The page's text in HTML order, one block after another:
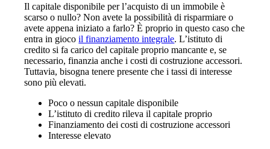
Il capitale disponibile per l’acquisto di un immobile è
scarso o nullo? Non avete la possibilità di risparmiare o
avete appena iniziato a farlo? È proprio in questo caso che
entra in giocoil finanziamento integrale. L’istituto di
credito si fa carico del capitale proprio mancante e, se
necessario, finanzia anche i costi di costruzione accessori.
Tuttavia, bisogna tenere presente che i tassi di interesse
sono più elevati.
Poco o nessun capitale disponibile
L’istituto di credito rileva il capitale proprio
Finanziamento dei costi di costruzione accessori
Interesse elevato